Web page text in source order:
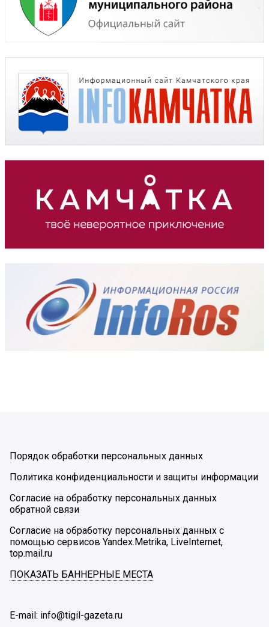
Порядок обработки персональных данных
Политика конфиденциальности и защиты информации
Согласие на обработку персональных данных
обратной связи
Согласие на обработку персональных данных с
помощью сервисов Yandex.Metrika, LiveInternet,
top.mail.ru
ПОКАЗАТЬ БАННЕРНЫЕ МЕСТА
E-mail: info@tigil-gazeta.ru